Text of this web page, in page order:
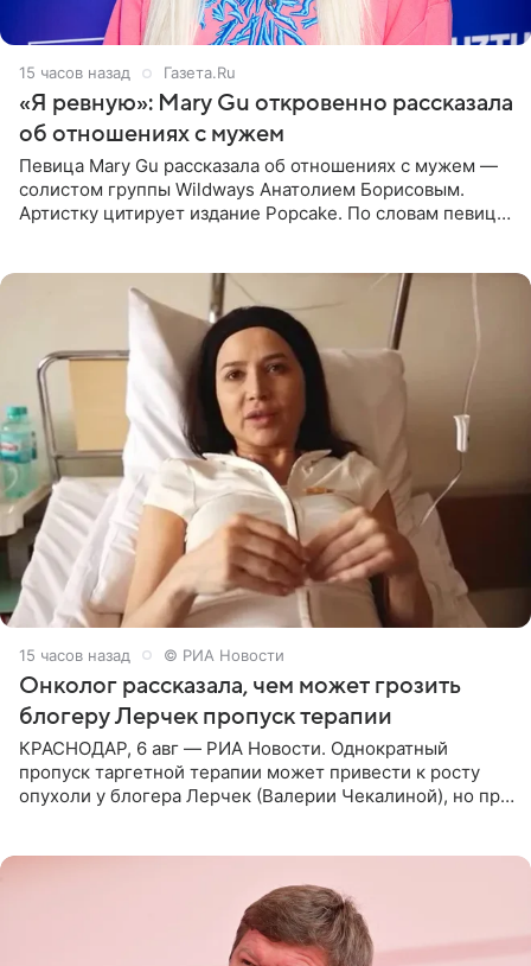
15 часов назад Газета.Ru
«Я ревную»: Mary Gu откровенно рассказала
об отношениях с мужем
Певица Mary Gu рассказала об отношениях с мужем —
солистом группы Wildways Анатолием Борисовым.
Артистку цитирует издание Popcake. По словам певицы,
15 часов назад © РИА Новости
Онколог рассказала, чем может грозить
блогеру Лерчек пропуск терапии
КРАСНОДАР, 6 авг — РИА Новости. Однократный
пропуск таргетной терапии может привести к росту
опухоли у блогера Лерчек (Валерии Чекалиной), но при